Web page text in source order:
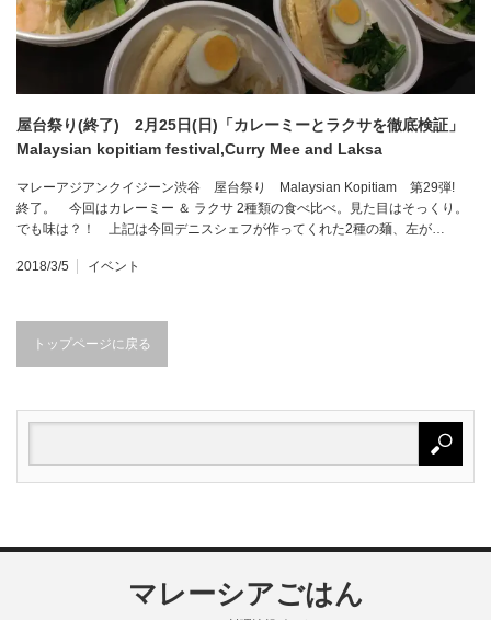
屋台祭り(終了) 2月25日(日)「カレーミーとラクサを徹底検証」
Malaysian kopitiam festival,Curry Mee and Laksa
マレーアジアンクイジーン渋谷 屋台祭り Malaysian Kopitiam 第29弾!
終了。 今回はカレーミー ＆ ラクサ 2種類の食べ比べ。見た目はそっくり。
でも味は？！ 上記は今回デニスシェフが作ってくれた2種の麺、左が…
2018/3/5 イベント
トップページに戻る
マレーシアごはん